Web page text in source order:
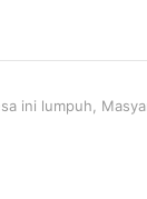
ini lumpuh,